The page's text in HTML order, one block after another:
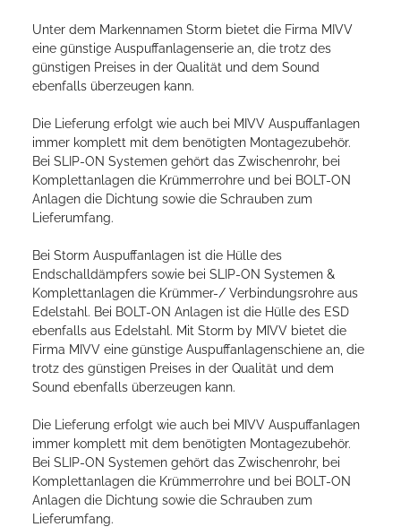
Unter dem Markennamen Storm bietet die Firma MIVV
eine günstige Auspuffanlagenserie an, die trotz des
günstigen Preises in der Qualität und dem Sound
ebenfalls überzeugen kann.
Die Lieferung erfolgt wie auch bei MIVV Auspuffanlagen
immer komplett mit dem benötigten Montagezubehör.
Bei SLIP-ON Systemen gehört das Zwischenrohr, bei
Komplettanlagen die Krümmerrohre und bei BOLT-ON
Anlagen die Dichtung sowie die Schrauben zum
Lieferumfang.
Bei Storm Auspuffanlagen ist die Hülle des
Endschalldämpfers sowie bei SLIP-ON Systemen &
Komplettanlagen die Krümmer-/ Verbindungsrohre aus
Edelstahl. Bei BOLT-ON Anlagen ist die Hülle des ESD
ebenfalls aus Edelstahl. Mit Storm by MIVV bietet die
Firma MIVV eine günstige Auspuffanlagenschiene an, die
trotz des günstigen Preises in der Qualität und dem
Sound ebenfalls überzeugen kann.
Die Lieferung erfolgt wie auch bei MIVV Auspuffanlagen
immer komplett mit dem benötigten Montagezubehör.
Bei SLIP-ON Systemen gehört das Zwischenrohr, bei
Komplettanlagen die Krümmerrohre und bei BOLT-ON
Anlagen die Dichtung sowie die Schrauben zum
Lieferumfang.